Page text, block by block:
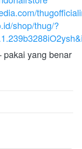
shop/thug/?
yang benar